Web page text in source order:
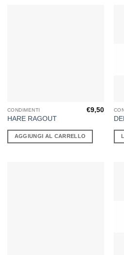
CONDIMENTI
HARE RAGOUT
€9,50
AGGIUNGI AL CARRELLO